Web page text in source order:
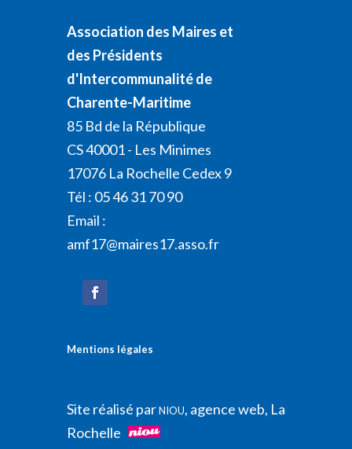
Association des Maires et
des Présidents
d'Intercommunalité de
Charente-Maritime
85 Bd de la République
CS 40001 - Les Minimes
17076 La Rochelle Cedex 9
Tél : 05 46 31 70 90
Email :
amf17@maires17.asso.fr
Mentions légales
Site réalisé parNIOU, agence web, La
Rochelle